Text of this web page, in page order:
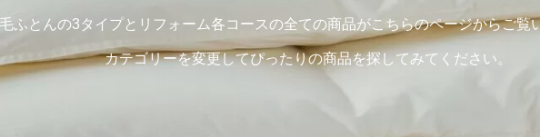
ふとんの3タイプとリフォーム各コースの全ての商品がこちらのページからご覧
カテゴリーを変更してぴったりの商品を探してみてください。